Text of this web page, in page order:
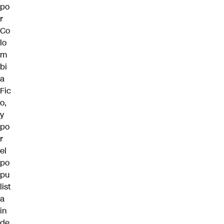
po
r
Co
lo
m
bi
a
Fic
o,
y
po
r
el
po
pu
list
a
in